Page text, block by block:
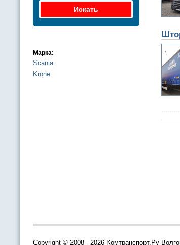
Марка:
Scania
Krone
Copyright © 2008 - 2026 Комтранспорт.Ру